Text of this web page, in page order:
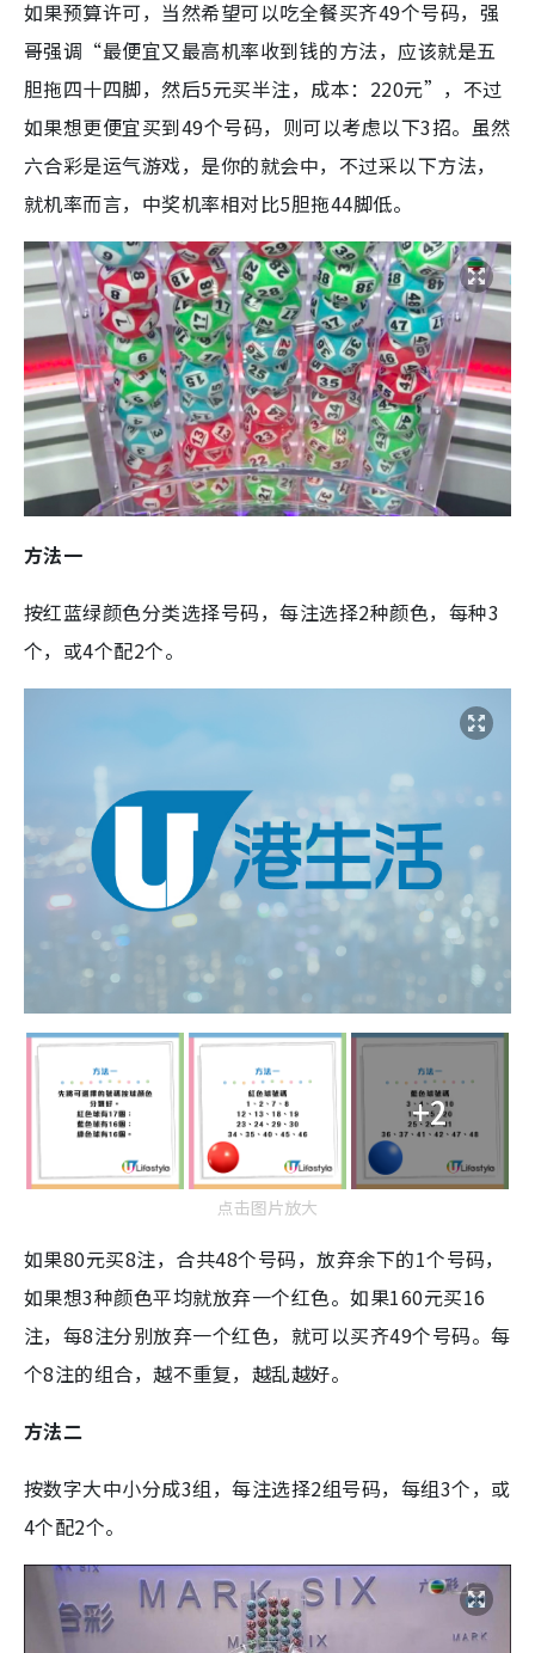
如果预算许可，当然希望可以吃全餐买齐49个号码，强
哥强调“最便宜又最高机率收到钱的方法，应该就是五
胆拖四十四脚，然后5元买半注，成本：220元”，不过
如果想更便宜买到49个号码，则可以考虑以下3招。虽然
六合彩是运气游戏，是你的就会中，不过采以下方法，
就机率而言，中奖机率相对比5胆拖44脚低。
方法一
按红蓝绿颜色分类选择号码，每注选择2种颜色，每种3
个，或4个配2个。
+2
点击图片放大
如果80元买8注，合共48个号码，放弃余下的1个号码，
如果想3种颜色平均就放弃一个红色。如果160元买16
注，每8注分别放弃一个红色，就可以买齐49个号码。每
个8注的组合，越不重复，越乱越好。
方法二
按数字大中小分成3组，每注选择2组号码，每组3个，或
4个配2个。